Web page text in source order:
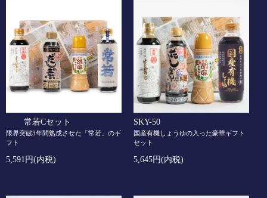
常若Cセット
限界突破3年間熟成させた「常若」のギ
フト
5,591円(内税)
SKY-50
国産有機しょうゆの入った豪華ギフト
セット
5,645円(内税)